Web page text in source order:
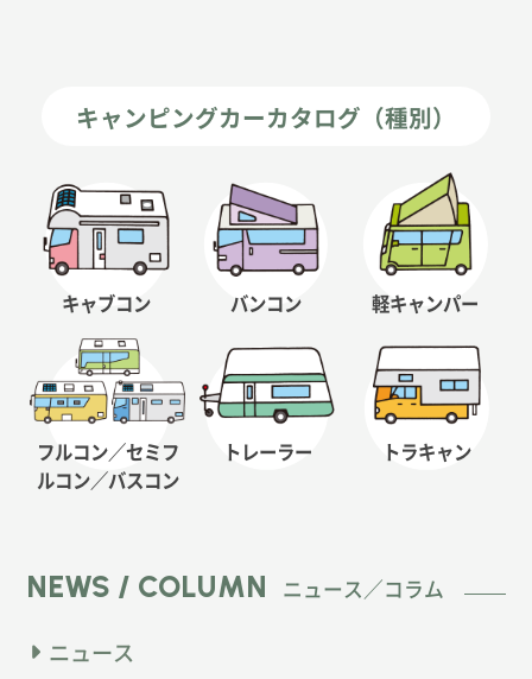
キャンピングカーカタログ（種別）
キャブコン バンコン 軽キャンパー
フルコン／セミフ
ルコン／バスコン
トレーラー トラキャン
NEWS / COLUMN ニュース／コラム
ニュース